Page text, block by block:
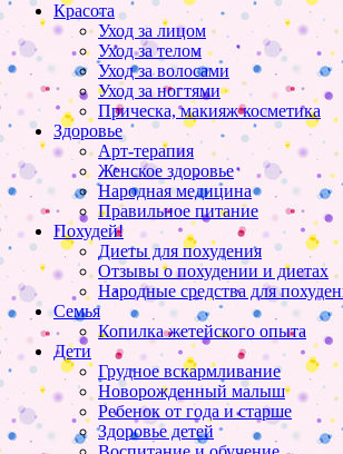
Красота
Уход за лицом
Уход за телом
Уход за волосами
Уход за ногтями
Прическа, макияж косметика
Здоровье
Арт-терапия
Женское здоровье
Народная медицина
Правильное питание
Похудей!
Диеты для похудения
Отзывы о похудении и диетах
Народные средства для
Семья
Копилка жетейского опыта
Дети
Грудное вскармливание
Новорожденный малыш
Ребенок от года и старше
Здоровье детей